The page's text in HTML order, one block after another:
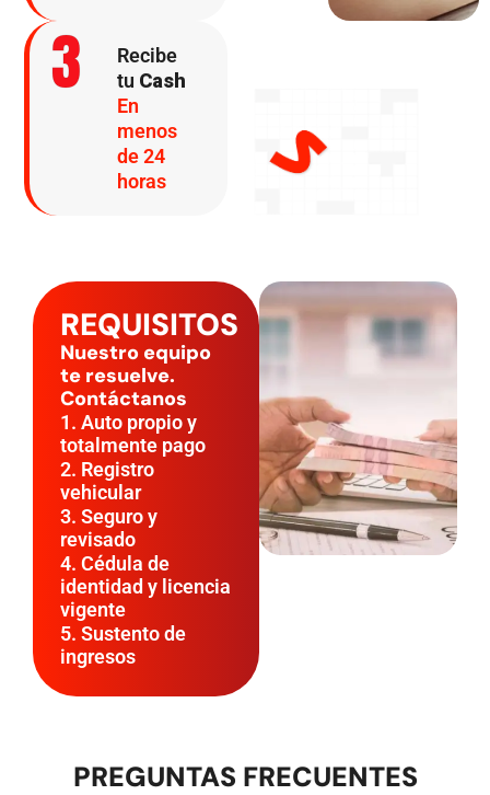
Recibe
tu Cash
En
menos
de 24
horas
3
REQUISITOS
Nuestro equipo
te resuelve.
Contáctanos
1. Auto propio y
totalmente pago
2. Registro
vehicular
3. Seguro y
revisado
4. Cédula de
identidad y licencia
vigente
5. Sustento de
ingresos
PREGUNTAS FRECUENTES